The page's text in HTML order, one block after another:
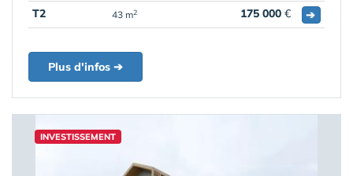
T2 43 m2 175 000 € ➔
Plus d'infos ➔
INVESTISSEMENT